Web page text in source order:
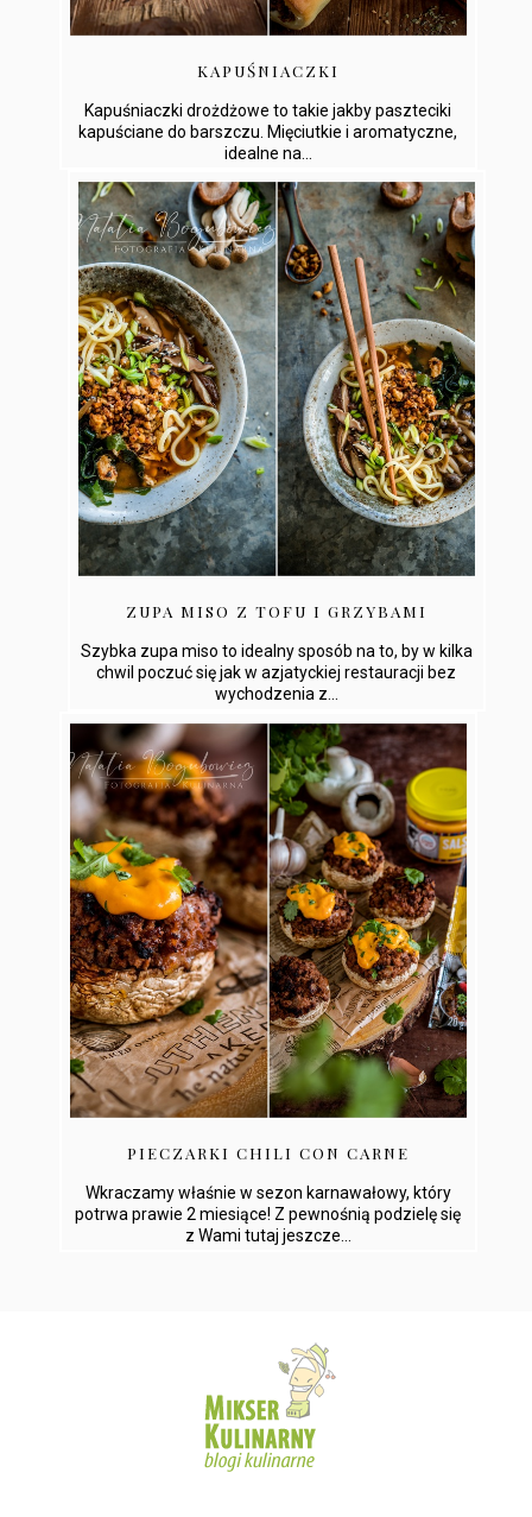
KAPUŚNIACZKI
Kapuśniaczki drożdżowe to takie jakby paszteciki
kapuściane do barszczu. Mięciutkie i aromatyczne,
idealne na...
ZUPA MISO Z TOFU I GRZYBAMI
Szybka zupa miso to idealny sposób na to, by w kilka
chwil poczuć się jak w azjatyckiej restauracji bez
wychodzenia z...
PIECZARKI CHILI CON CARNE
Wkraczamy właśnie w sezon karnawałowy, który
potrwa prawie 2 miesiące! Z pewnośnią podzielę się
z Wami tutaj jeszcze...